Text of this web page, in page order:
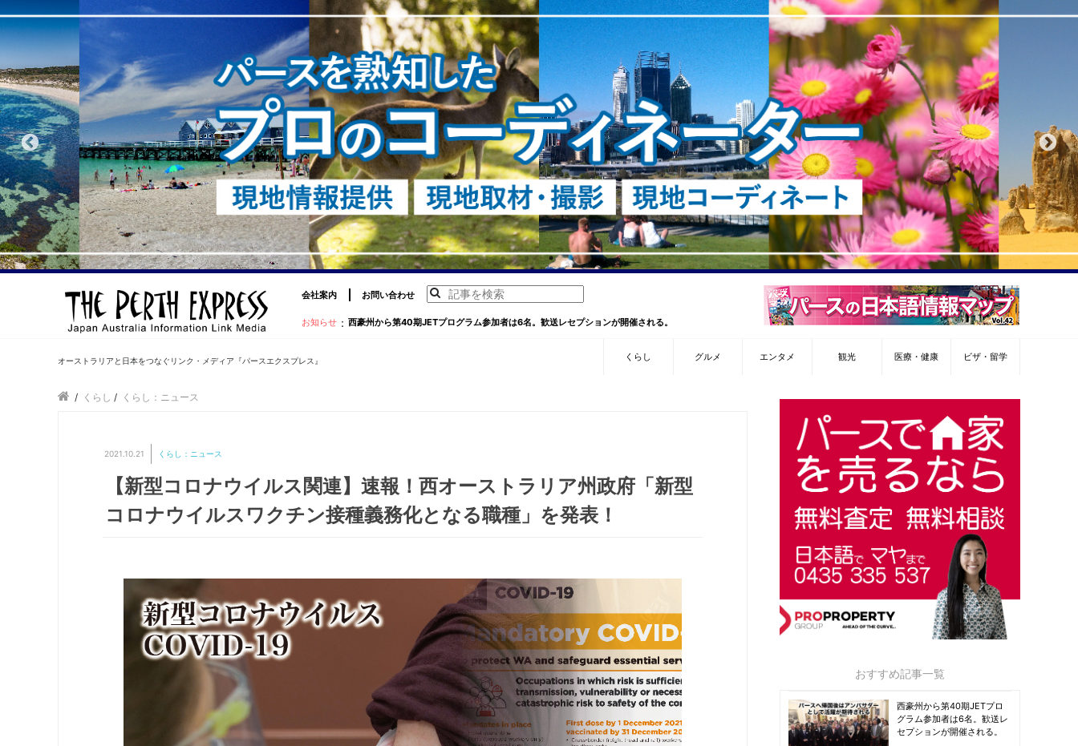
会社案内 お問い合わせ
お知らせ ： 西豪州から第40期JETプログラム参加者は6名。歓送レセプションが開催される。
オーストラリアと日本をつなぐリンク・メディア『パースエクスプレス』 くらし グルメ エンタメ 観光 医療・健康 ビザ・留学
/ くらし / くらし：ニュース
2021.10.21 くらし：ニュース
【新型コロナウイルス関連】速報！西オーストラリア州政府「新型
コロナウイルスワクチン接種義務化となる職種」を発表！
おすすめ記事一覧
西豪州から第40期JETプロ
グラム参加者は6名。歓送レ
セプションが開催される。